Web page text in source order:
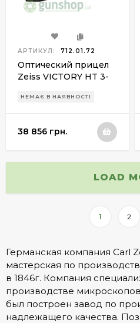
АРТИКУЛ: 712.01.72
Оптический прицел
Zeiss VICTORY HT 3-
НЕМАЄ В НАЯВНОСТІ
38 856 грн.
LOAD
1 2
Германская компания Carl
мастерская по
в 1846г. Компания
производстве
был построен завод по
надлежащего качества.